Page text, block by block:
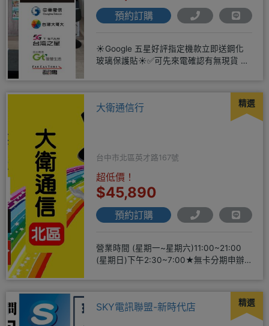
預約訂購
☀️Google 五星好評指定機款立即送鋼化
玻璃保護貼☀️✅可先來電確認有無現貨 ☎️
精選
大衛通信行
台中市北區英才路167號
超低價！
$45,890
預約訂購
營業時間 (星期一~星期六)11:00~21:00
(星期日)下午2:30~7:00★無卡分期申辦
精選
SKY電訊聯盟-新時代店